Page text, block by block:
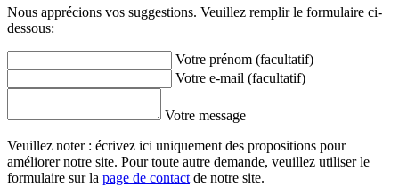
Nous apprécions vos suggestions. Veuillez remplir le formulaire ci-
dessous:
Votre prénom (facultatif)
Votre e-mail (facultatif)
Votre message
Veuillez noter : écrivez ici uniquement des propositions pour
améliorer notre site. Pour toute autre demande, veuillez utiliser le
formulaire sur la page de contact de notre site.